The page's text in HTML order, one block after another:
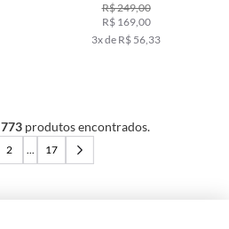
R$ 249,00
R$ 169,00
3x de R$ 56,33
773produtos encontrados.
2 ... 17